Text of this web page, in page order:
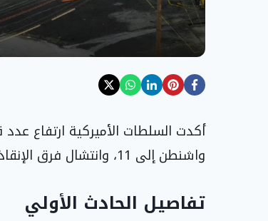
أكدت السلطات الأميركية ارتفاع
واشنطن إلى 11، وانتشال فرق الإنقاذ لكل الجثث، مما يعني العثور على جثث التسعة المفقودين.
تفاصيل الحادث الأولي